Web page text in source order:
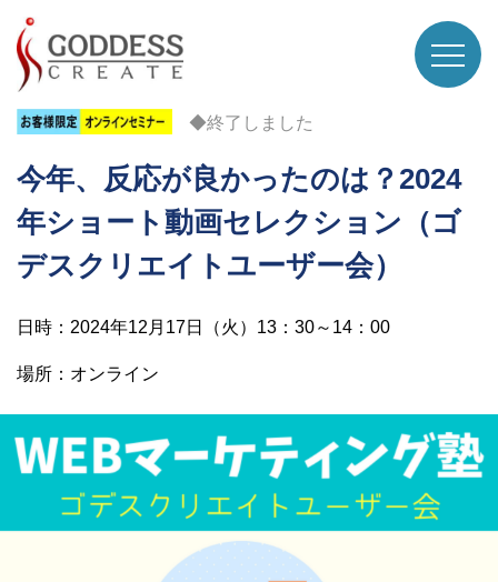
◆終了しました
今年、反応が良かったのは？2024
年ショート動画セレクション（ゴ
デスクリエイトユーザー会）
日時：2024年12月17日（火）13：30～14：00
場所：オンライン